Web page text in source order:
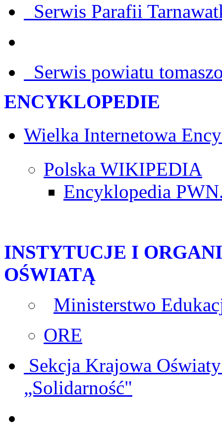
Serwis Parafii
Serwis powiatu
ENCYKLOPEDIE
Wielka Internetowa
Polska WIKIPEDIA
Encyklopedia
INSTYTUCJE I
OŚWIATĄ
Ministerstwo
ORE
Sekcja Krajowa
„Solidarność"